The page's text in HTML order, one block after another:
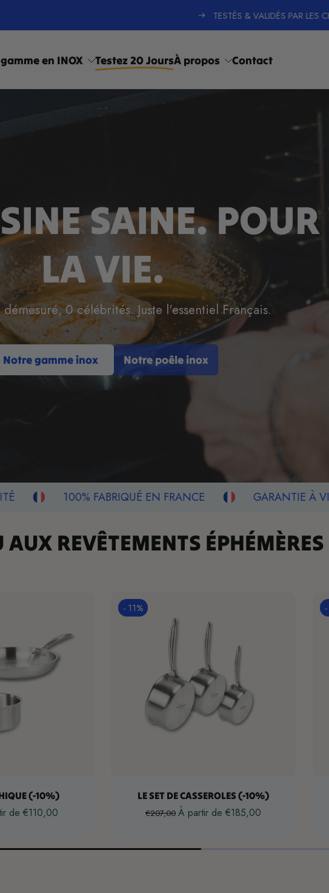
en INOX Testez 20 JoursÀ propos Contact
SAINE. POUR
LA VIE.
0 célébrités. Juste l'essentiel Français.
Notre gamme inox Notre poêle inox
FABRIQUÉ EN FRANCE GARANTIE À VIE
AUX REVÊTEMENTS ÉPHÉMÈRES
(-10%)
de €110,00
- 11%
LE SET DE CASSEROLES (-10%)
€207,00 À partir de €185,00